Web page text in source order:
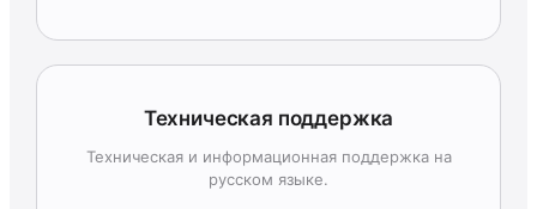
Техническая поддержка
Техническая и информационная поддержка на
русском языке.